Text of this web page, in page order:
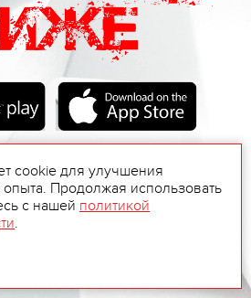
cookie для улучшения
опыта. Продолжая использовать
с нашей политикой
.